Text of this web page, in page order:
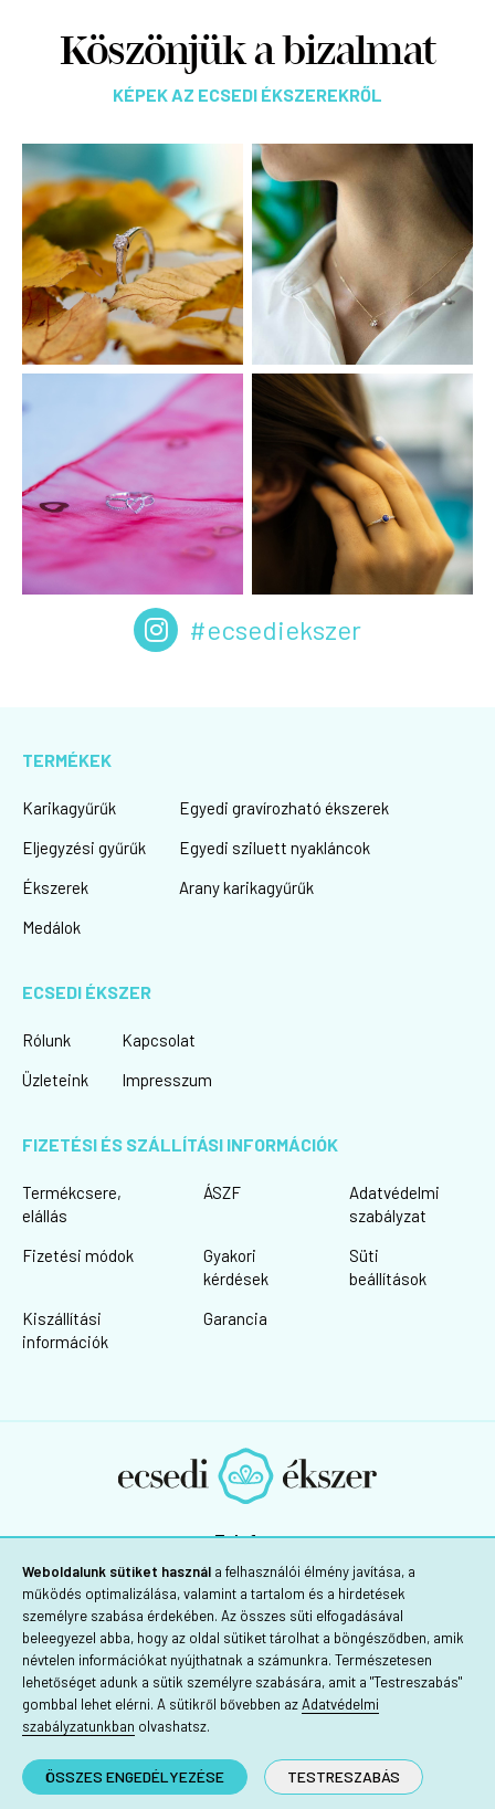
Weboldalunk sütiket használ a felhasználói élmény javítása, a
működés optimalizálása, valamint a tartalom és a hirdetések
személyre szabása érdekében. Az összes süti elfogadásával
beleegyezel abba, hogy az oldal sütiket tárolhat a böngésződben, amik
névtelen információkat nyújthatnak a számunkra. Természetesen
lehetőséget adunk a sütik személyre szabására, amit a "Testreszabás"
gombbal lehet elérni. A sütikről bővebben azAdatvédelmi
szabályzatunkban olvashatsz.
ÖSSZES ENGEDÉLYEZÉSE TESTRESZABÁS
Köszönjük a bizalmat
KÉPEK AZ ECSEDI ÉKSZEREKRŐL
#ecsediekszer
TERMÉKEK
Karikagyűrűk
Eljegyzési gyűrűk
Ékszerek
Medálok
Egyedi gravírozható ékszerek
Egyedi sziluett nyakláncok
Arany karikagyűrűk
ECSEDI ÉKSZER
Rólunk
Üzleteink
Kapcsolat
Impresszum
FIZETÉSI ÉS SZÁLLÍTÁSI INFORMÁCIÓK
Termékcsere,
elállás
Fizetési módok
Kiszállítási
információk
ÁSZF
Gyakori
kérdések
Garancia
Adatvédelmi
szabályzat
Süti
beállítások
Telefon:
+36 30/725-1160